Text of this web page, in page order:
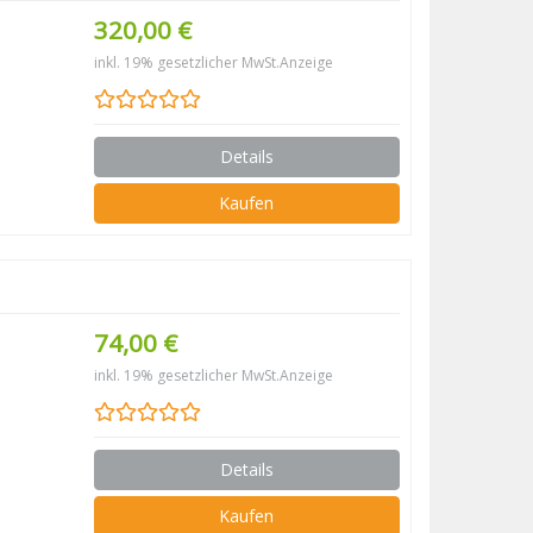
320,00 €
inkl. 19% gesetzlicher MwSt.Anzeige
Details
Kaufen
74,00 €
inkl. 19% gesetzlicher MwSt.Anzeige
Details
Kaufen